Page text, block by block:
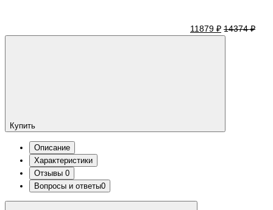
11879 ₽ 14374 ₽
Купить
Описание
Характеристики
Отзывы 0
Вопросы и ответы0